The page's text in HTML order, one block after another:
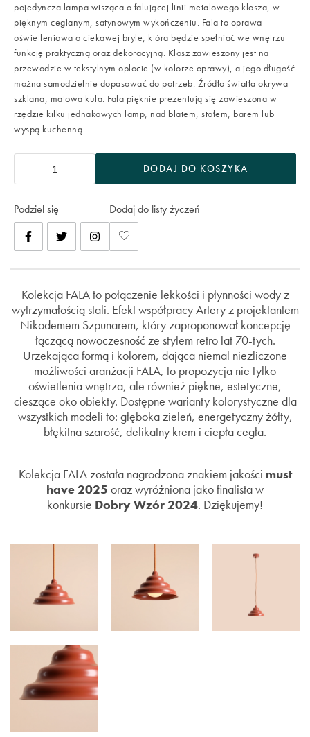
pojedyncza lampa wisząca o falującej linii metalowego klosza, w
pięknym ceglanym, satynowym wykończeniu. Fala to oprawa
oświetleniowa o ciekawej bryle, która będzie spełniać we wnętrzu
funkcję praktyczną oraz dekoracyjną. Klosz zawieszony jest na
przewodzie w tekstylnym oplocie (w kolorze oprawy), a jego długość
można samodzielnie dopasować do potrzeb. Źródło światła okrywa
szklana, matowa kula. Fala pięknie prezentują się zawieszona w
rzędzie kilku jednakowych lamp, nad blatem, stołem, barem lub
wyspą kuchenną.
DODAJ DO KOSZYKA
Podziel się Dodaj do listy życzeń
Kolekcja FALA to połączenie lekkości i płynności wody z
wytrzymałością stali. Efekt współpracy Artery z projektantem
Nikodemem Szpunarem, który zaproponował koncepcję
łączącą nowoczesność ze stylem retro lat 70-tych.
Urzekająca formą i kolorem, dająca niemal niezliczone
możliwości aranżacji FALA, to propozycja nie tylko
oświetlenia wnętrza, ale również piękne, estetyczne,
cieszące oko obiekty. Dostępne warianty kolorystyczne dla
wszystkich modeli to: głęboka zieleń, energetyczny żółty,
błękitna szarość, delikatny krem i ciepła cegła.
Kolekcja FALA została nagrodzona znakiem jakości must
have 2025 oraz wyróżniona jako finalista w
konkursie Dobry Wzór 2024. Dziękujemy!